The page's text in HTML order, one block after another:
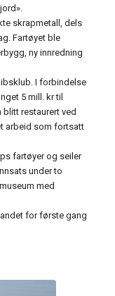
skrapmetall, dels
Fartøyet ble
ny innredning
I forbindelse
5 mill. kr til
blitt restaurert ved
arbeid som fortsatt
fartøyer og seiler
under to
med
for første gang